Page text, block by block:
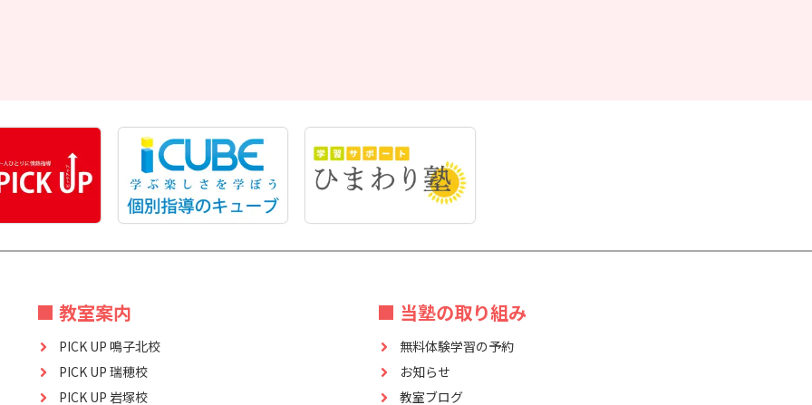
■ 教室案内
PICK UP 鳴子北校
PICK UP 瑞穂校
PICK UP 岩塚校
■ 当塾の取り組み
無料体験学習の予約
お知らせ
教室ブログ